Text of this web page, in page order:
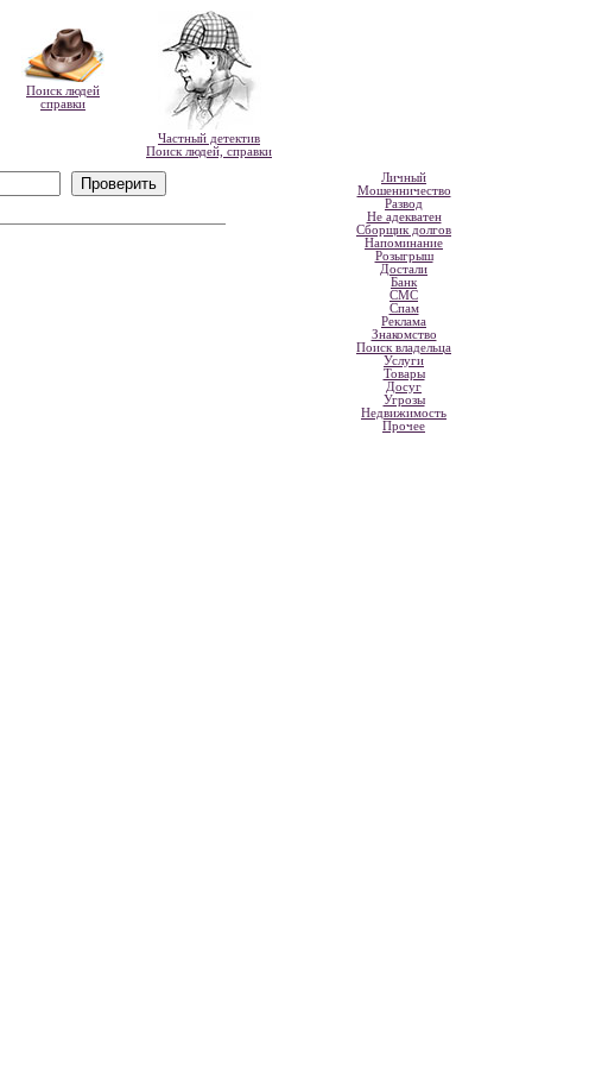
Поиск людей
справки
Частный детектив
Поиск людей, справки
Личный
Мошенничество
Развод
Не адекватен
Сборщик долгов
Напоминание
Розыгрыш
Достали
Банк
СМС
Спам
Реклама
Знакомство
Поиск владельца
Услуги
Товары
Досуг
Угрозы
Недвижимость
Прочее